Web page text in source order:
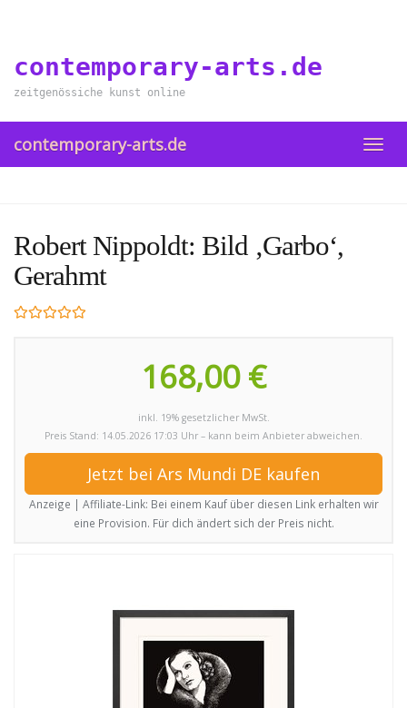
content
contemporary-arts.de
zeitgenössiche kunst online
contemporary-arts.de
Robert Nippoldt: Bild ‚Garbo‘,
Gerahmt
168,00 €
inkl. 19% gesetzlicher MwSt.
Preis Stand: 14.05.2026 17:03 Uhr – kann beim Anbieter abweichen.
Jetzt bei Ars Mundi DE kaufen
Anzeige | Affiliate-Link: Bei einem Kauf über diesen Link erhalten wir
eine Provision. Für dich ändert sich der Preis nicht.